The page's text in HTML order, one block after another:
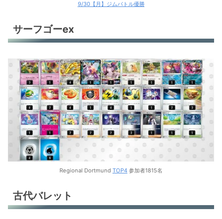
9/30【月】ジムバトル優勝
サーフゴーex
Regional Dortmund TOP4 参加者1815名
古代バレット